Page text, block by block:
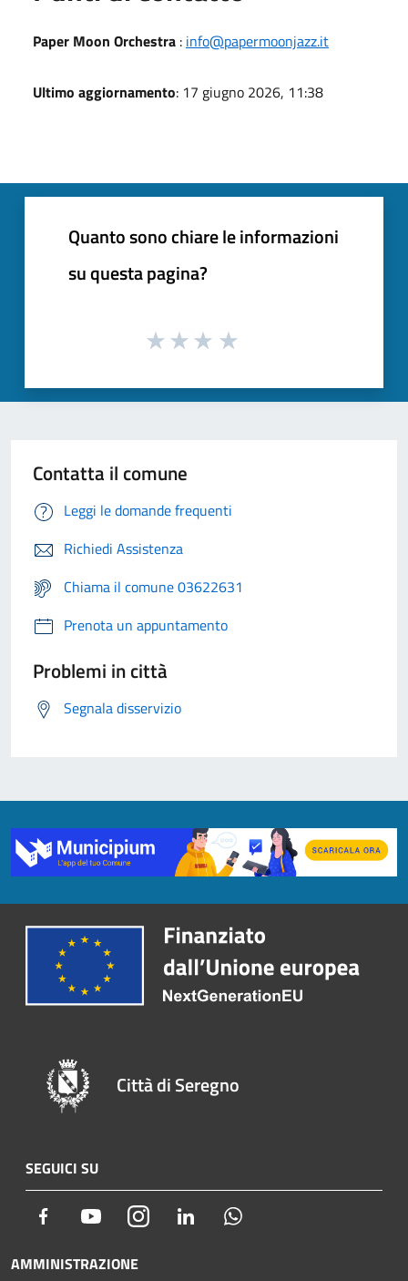
Paper Moon Orchestra : info@papermoonjazz.it
Ultimo aggiornamento: 17 giugno 2026, 11:38
Quanto sono chiare le informazioni
su questa pagina?
Contatta il comune
Leggi le domande frequenti
Richiedi Assistenza
Chiama il comune 03622631
Prenota un appuntamento
Problemi in città
Segnala disservizio
Città di Seregno
SEGUICI SU
Facebook YoutubeInstagram LinkedIn
AMMINISTRAZIONE